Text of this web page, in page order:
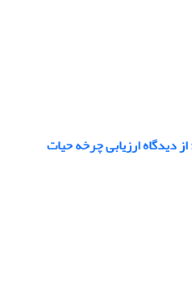
دیدگاه ارزیابی چرخه حیات